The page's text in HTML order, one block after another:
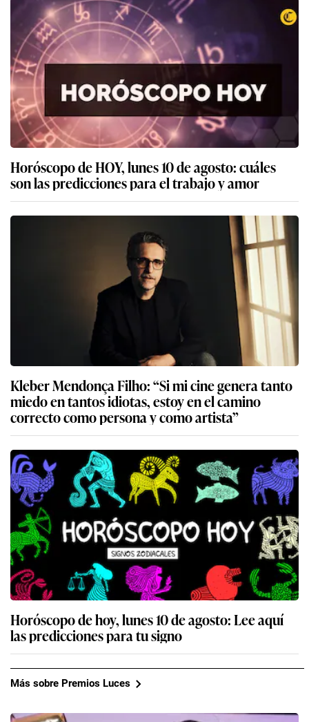
Horóscopo de HOY, lunes 10 de agosto: cuáles
son las predicciones para el trabajo y amor
Kleber Mendonça Filho: “Si mi cine genera tanto
miedo en tantos idiotas, estoy en el camino
correcto como persona y como artista”
Horóscopo de hoy, lunes 10 de agosto: Lee aquí
las predicciones para tu signo
Más sobre Premios Luces